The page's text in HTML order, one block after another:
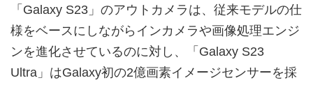
「Galaxy S23」のアウトカメラは、従来モデルの仕
様をベースにしながらインカメラや画像処理エンジ
ンを進化させているのに対し、「Galaxy S23
Ultra」はGalaxy初の2億画素イメージセンサーを採